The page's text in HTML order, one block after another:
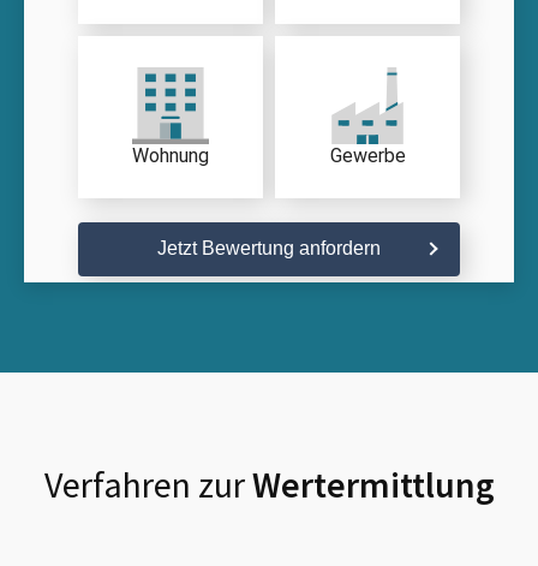
Wohnung Gewerbe
Jetzt Bewertung anfordern
Verfahren zurWertermittlung